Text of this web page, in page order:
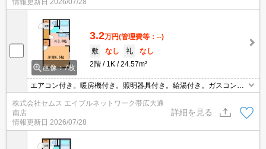
情報更新日 2026/07/28
画像：7枚
3.2万円(管理費等：--)
敷
なし 礼
なし
2階
1K 24.57m²
エアコン付き。暖房機付き。照明器具付き。給湯付き。ガスコンロ
設置可。バス・トイレ別。シャワー付き。室内洗濯機置き場。シュ
ーズボックス。カーテンレール。物置あり。CATV受信可。
株式会社セムス エイブルネットワーク帯広大通
南店
情報更新日 2026/07/28
詳細を見る